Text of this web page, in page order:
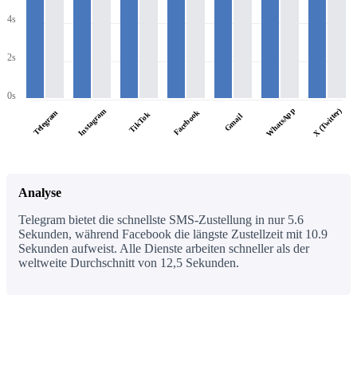
4s
2s
0s
Telegram Instagram TikTok Facebook Gmail WhatsApp X (Twitter)
Analyse
Telegram bietet die schnellste SMS-Zustellung in nur 5.6
Sekunden, während Facebook die längste Zustellzeit mit 10.9
Sekunden aufweist. Alle Dienste arbeiten schneller als der
weltweite Durchschnitt von 12,5 Sekunden.